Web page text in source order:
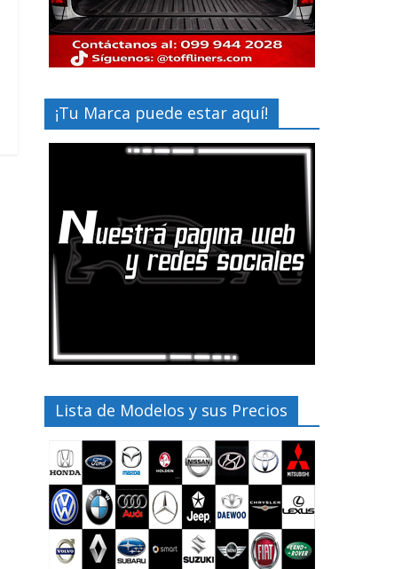
¡Tu Marca puede estar aquí!
Lista de Modelos y sus Precios